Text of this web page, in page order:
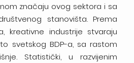
značaju ovog sektora i sa
stanovišta. Prema
kreativne industrije stvaraju
svetskog BDP-a, sa rastom
Statistički, u razvijenim